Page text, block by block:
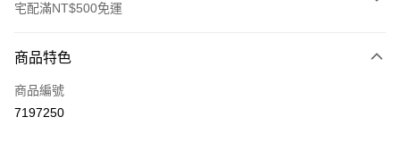
宅配滿NT$500免運
信用卡一次付款
LINE Pay
商品特色
商品編號
7197250